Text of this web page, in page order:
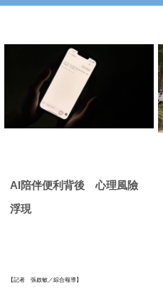
AI陪伴便利背後 心理風險
浮現
【記者 張啟敏／綜合報導】